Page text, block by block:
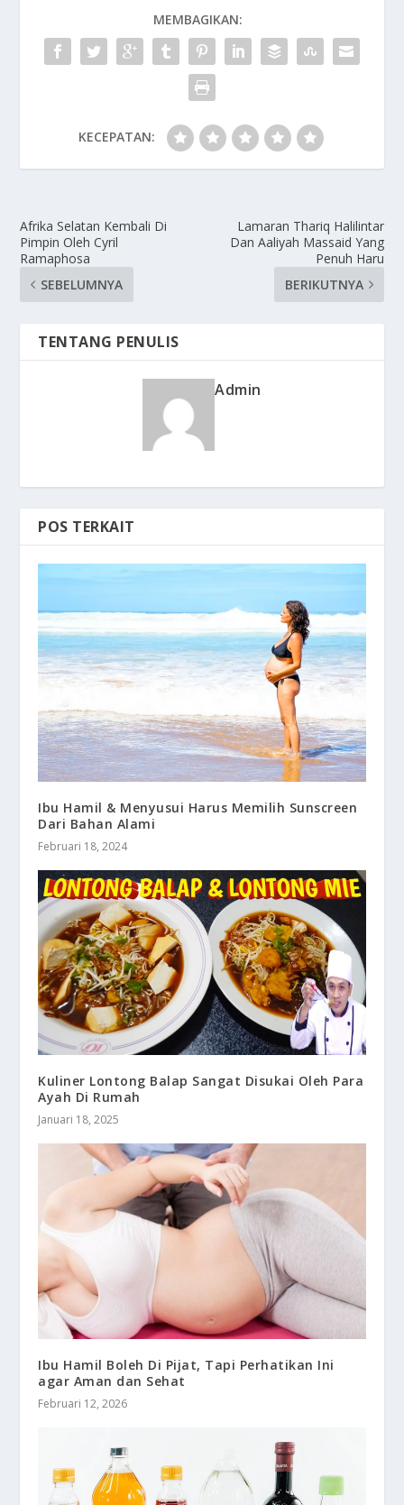
MEMBAGIKAN:
KECEPATAN:
Afrika Selatan Kembali Di
Pimpin Oleh Cyril
Ramaphosa
SEBELUMNYA
Lamaran Thariq Halilintar
Dan Aaliyah Massaid Yang
Penuh Haru
BERIKUTNYA
TENTANG PENULIS
Admin
POS TERKAIT
Ibu Hamil & Menyusui Harus Memilih Sunscreen
Dari Bahan Alami
Februari 18, 2024
Kuliner Lontong Balap Sangat Disukai Oleh Para
Ayah Di Rumah
Januari 18, 2025
Ibu Hamil Boleh Di Pijat, Tapi Perhatikan Ini
agar Aman dan Sehat
Februari 12, 2026